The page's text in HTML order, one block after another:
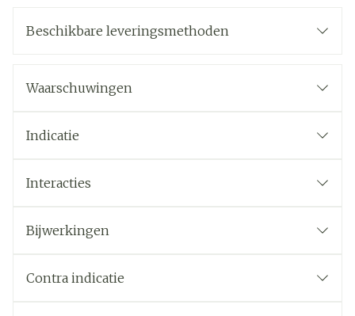
Beschikbare leveringsmethoden
Waarschuwingen
Indicatie
Interacties
Bijwerkingen
Contra indicatie